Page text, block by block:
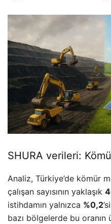
SHURA verileri:
Analiz, Türkiye’de kömür
çalışan sayısının yaklaşık
istihdamın yalnızca %0,2
bazı bölgelerde bu oranın